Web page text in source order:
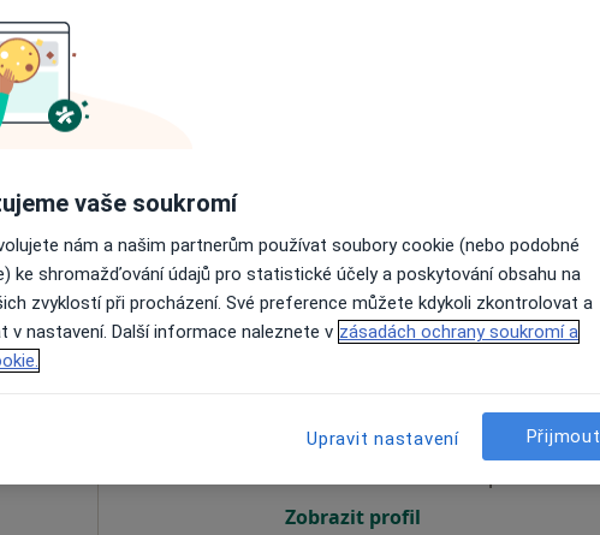
Zobrazit profil
vaše soukromí
nám a našim partnerům používat soubory cookie (nebo podobné
ke shromažďování údajů pro statistické účely a poskytování obsahu na
zvyklostí při procházení. Své preference můžete kdykoli zkontrolovat a
v nastavení. Další informace naleznete v zásadách ochrany soukromí a
Upravit nastavení Přijmout